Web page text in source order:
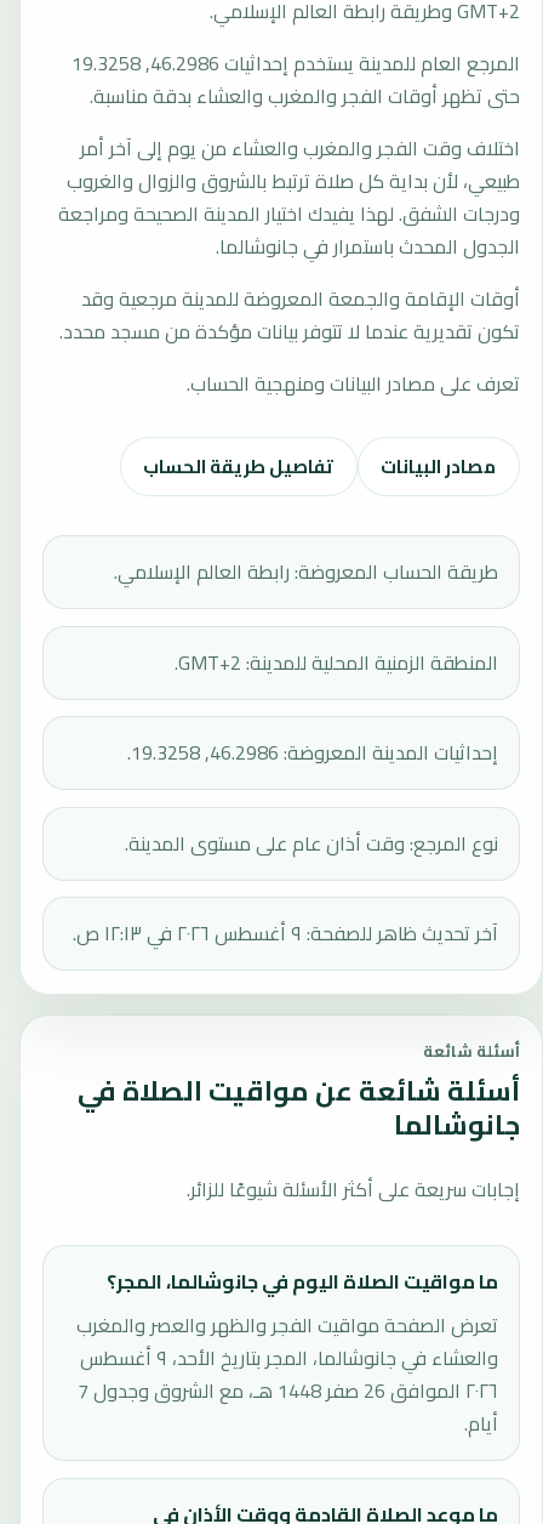
GMT+2 وطريقة رابطة العالم الإسلامي.
المرجع العام للمدينة يستخدم إحداثيات 46.2986, 19.3258
حتى تظهر أوقات الفجر والمغرب والعشاء بدقة مناسبة.
اختلاف وقت الفجر والمغرب والعشاء من يوم إلى آخر أمر
طبيعي، لأن بداية كل صلاة ترتبط بالشروق والزوال والغروب
ودرجات الشفق. لهذا يفيدك اختيار المدينة الصحيحة ومراجعة
الجدول المحدث باستمرار في جانوشالما.
أوقات الإقامة والجمعة المعروضة للمدينة مرجعية وقد
تكون تقديرية عندما لا تتوفر بيانات مؤكدة من مسجد محدد.
تعرف على مصادر البيانات ومنهجية الحساب.
مصادر البيانات تفاصيل طريقة الحساب
طريقة الحساب المعروضة: رابطة العالم الإسلامي.
المنطقة الزمنية المحلية للمدينة: GMT+2.
إحداثيات المدينة المعروضة: 46.2986, 19.3258.
نوع المرجع: وقت أذان عام على مستوى المدينة.
آخر تحديث ظاهر للصفحة: ٩ أغسطس ٢٠٢٦ في ١٢:١٣ ص.
أسئلة شائعة
أسئلة شائعة عن مواقيت الصلاة في
جانوشالما
إجابات سريعة على أكثر الأسئلة شيوعًا للزائر.
ما مواقيت الصلاة اليوم في جانوشالما، المجر؟
تعرض الصفحة مواقيت الفجر والظهر والعصر والمغرب
والعشاء في جانوشالما، المجر بتاريخ الأحد، ٩ أغسطس
٢٠٢٦ الموافق 26 صفر 1448 هـ، مع الشروق وجدول 7
أيام.
ما موعد الصلاة القادمة ووقت الأذان في